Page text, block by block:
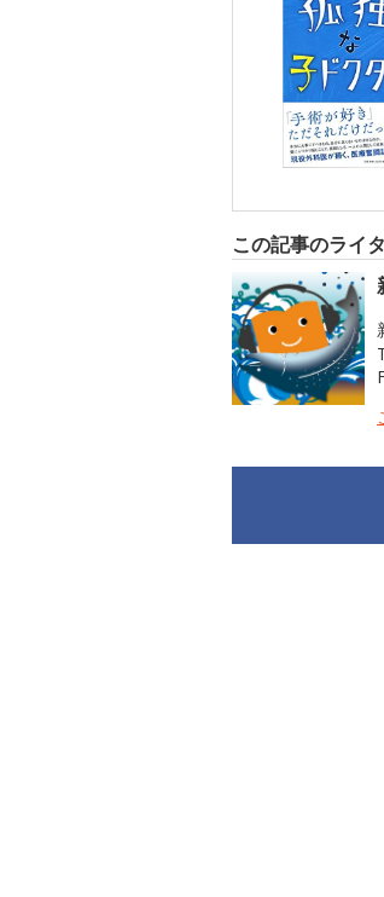
この記事のライ